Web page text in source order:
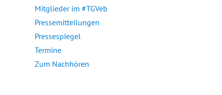
Mitglieder im #TGVeb
Pressemitteilungen
Pressespiegel
Termine
Zum Nachhören